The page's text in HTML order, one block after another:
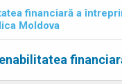
financiară a
Moldova